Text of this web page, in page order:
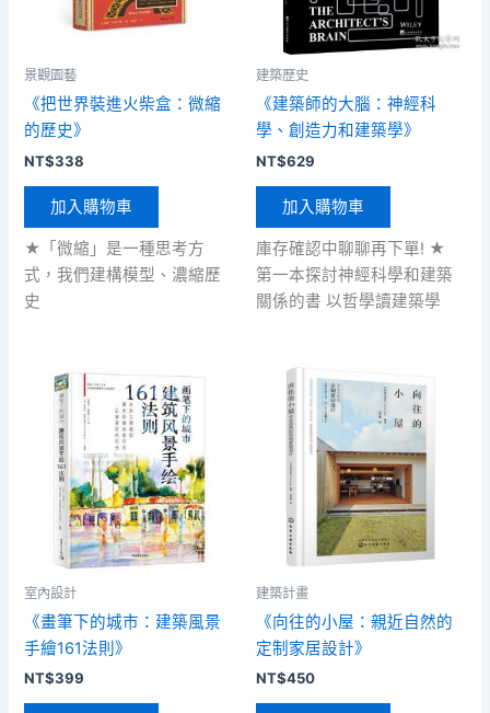
景觀園藝
《把世界裝進火柴盒：微縮
的歷史》
NT$338
加入購物車
★「微縮」是一種思考方
式，我們建構模型、濃縮歷
史
建築歷史
《建築師的大腦：神經科
學、創造力和建築學》
NT$629
加入購物車
庫存確認中聊聊再下單! ★
第一本探討神經科學和建築
關係的書 以哲學讀建築學
室內設計
《畫筆下的城市：建築風景
手繪161法則》
NT$399
建築計畫
《向往的小屋：親近自然的
定制家居設計》
NT$450